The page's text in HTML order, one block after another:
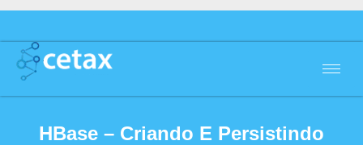
HBase – Criando E Persistindo